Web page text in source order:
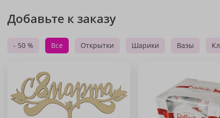
Добавьте к заказу
- 50 % Все Открытки Шарики Вазы